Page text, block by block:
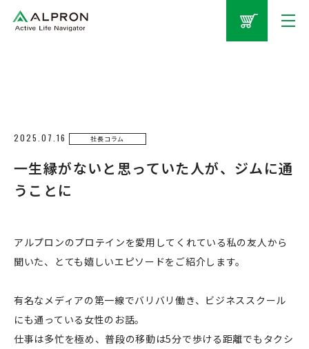
2025.07.16 社長コラム
一生縁がないと思っていた人が、ジムに通
うことに
アルプロンのプロテインを愛用してくれている私の友人から
聞いた、とても嬉しいエピソードをご紹介します。
有名なメディアの第一線でバリバリ働き、ビジネススクール
にも通っている女性のお話。
仕事は多忙を極め、普段の移動は5分で歩ける距離でもタクシ